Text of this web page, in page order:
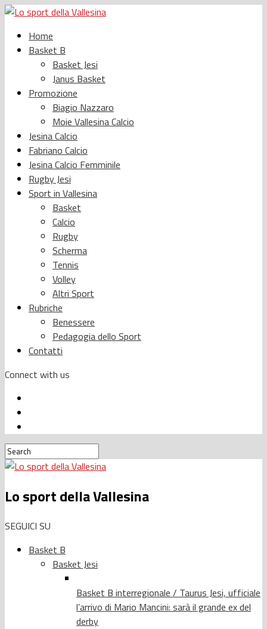
Home
Basket B
Basket Jesi
Janus Basket
Promozione
Biagio Nazzaro
Moie Vallesina Calcio
Jesina Calcio
Fabriano Calcio
Jesina Calcio Femminile
Rugby Jesi
Sport in Vallesina
Basket
Calcio
Rugby
Scherma
Tennis
Volley
Altri Sport
Rubriche
Benessere
Pedagogia dello Sport
Contatti
Connect with us
Lo sport della Vallesina
SEGUICI SU
Basket B
Basket Jesi
Basket B interregionale / Taurus Jesi, ufficiale
l’arrivo di Mario Mancini: sarà il grande ex del
derby